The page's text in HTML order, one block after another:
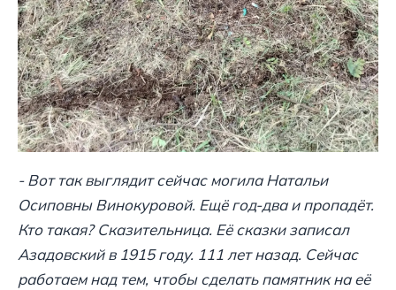
- Вот так выглядит сейчас могила Натальи
Осиповны Винокуровой. Ещё год-два и пропадёт.
Кто такая? Сказительница. Её сказки записал
Азадовский в 1915 году. 111 лет назад. Сейчас
работаем над тем, чтобы сделать памятник на её